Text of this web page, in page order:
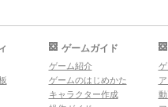
ゲームガイド
ゲーム紹介
ゲームのはじめかた
キャラクター作成